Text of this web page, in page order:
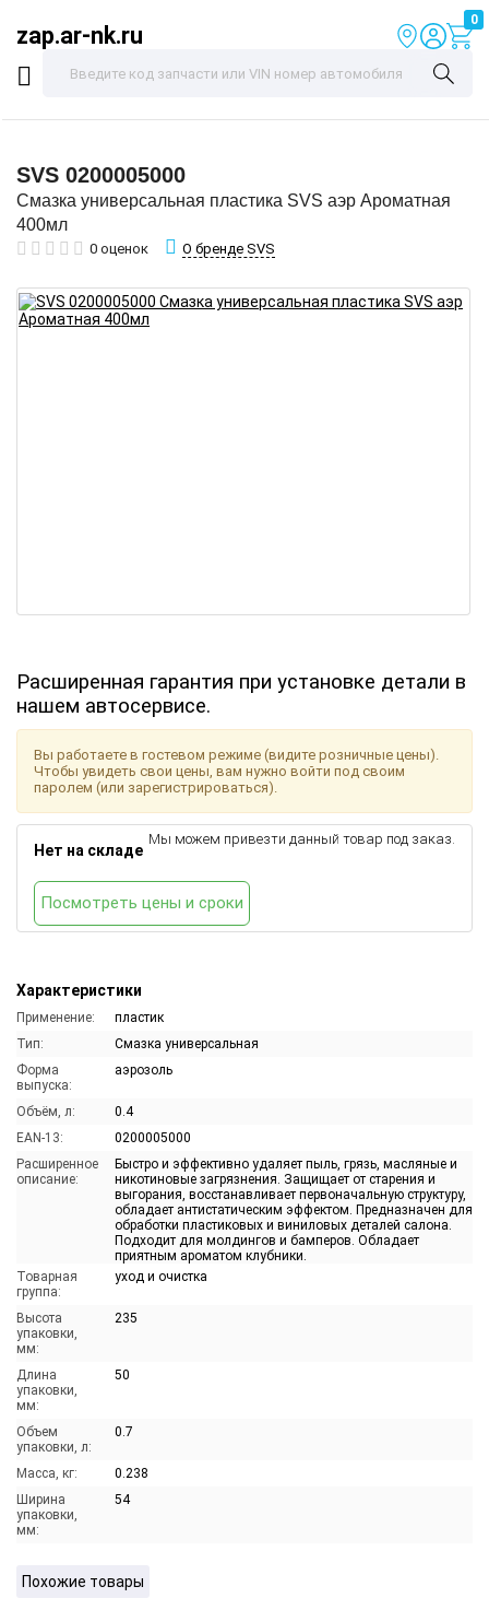
zap.ar-nk.ru
0
SVS 0200005000
Смазка универсальная пластика SVS аэр Ароматная
400мл
0 оценок О бренде SVS
Расширенная гарантия при установке детали в
нашем автосервисе.
Характеристики
Применение:
пластик
Тип:
Смазка универсальная
Форма
выпуска:
аэрозоль
Объём, л:
0.4
EAN-13:
0200005000
Расширенное
описание:
Быстро и эффективно удаляет пыль, грязь, масляные и
никотиновые загрязнения. Защищает от старения и
выгорания, восстанавливает первоначальную структуру,
обладает антистатическим эффектом. Предназначен для
обработки пластиковых и виниловых деталей салона.
Подходит для молдингов и бамперов. Обладает
приятным ароматом клубники.
Товарная
группа:
уход и очистка
Высота
упаковки,
мм:
235
Длина
упаковки,
мм:
50
Объем
упаковки, л:
0.7
Масса, кг:
0.238
Ширина
упаковки,
мм:
54
Вы работаете в гостевом режиме (видите розничные цены).
Чтобы увидеть свои цены, вам нужно войти под своим
паролем (или зарегистрироваться).
Нет на складе
Мы можем привезти данный товар под заказ.
Посмотреть цены и сроки
Похожие товары